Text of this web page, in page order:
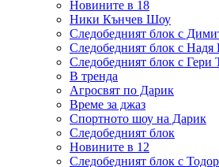
Новините в 18
Ники Кънчев Шоу
Следобедният блок с
Следобедният блок с Надя
Следобедният блок с Гери
В тренда
Агросвят по Дарик
Време за джаз
Спортното шоу на Дарик
Следобедният блок
Новините в 12
Следобедният блок с